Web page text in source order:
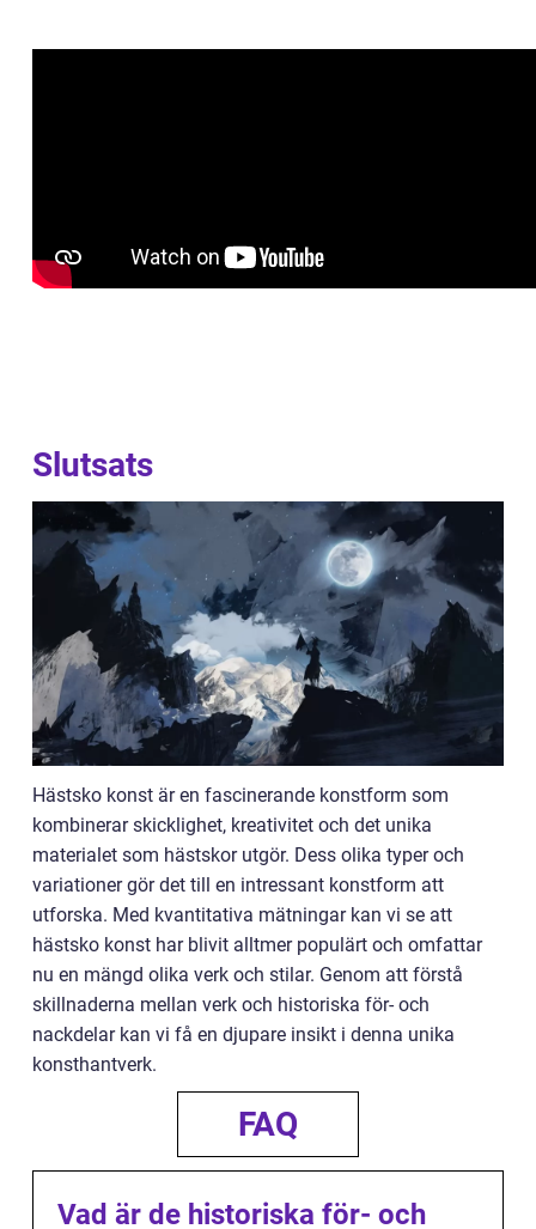
Slutsats
Hästsko konst är en fascinerande konstform som
kombinerar skicklighet, kreativitet och det unika
materialet som hästskor utgör. Dess olika typer och
variationer gör det till en intressant konstform att
utforska. Med kvantitativa mätningar kan vi se att
hästsko konst har blivit alltmer populärt och omfattar
nu en mängd olika verk och stilar. Genom att förstå
skillnaderna mellan verk och historiska för- och
nackdelar kan vi få en djupare insikt i denna unika
konsthantverk.
FAQ
Vad är de historiska för- och